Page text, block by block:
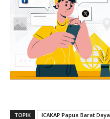
TOPIK ICAKAP Papua Barat Daya